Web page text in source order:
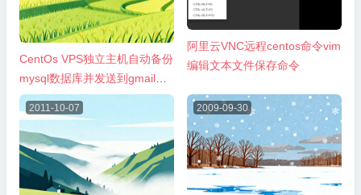
CentOs VPS独立主机自动备份
mysql数据库并发送到gmail邮
箱方法
阿里云VNC远程centos命令vim
编辑文本文件保存命令
2011-10-07 2009-09-30